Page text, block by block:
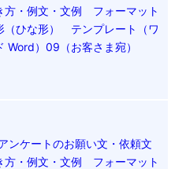
方・例文・文例 フォーマット
（ひな形） テンプレート（ワ
Word）09（お客さま宛）
ンケートのお願い文・依頼文
方・例文・文例 フォーマット